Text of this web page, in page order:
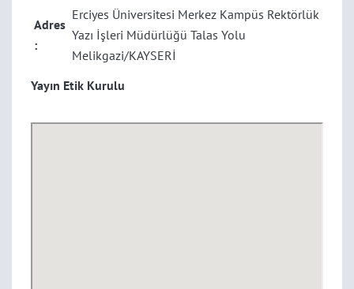
Adres
:
Erciyes Üniversitesi Merkez Kampüs Rektörlük
Yazı İşleri Müdürlüğü Talas Yolu
Melikgazi/KAYSERİ
Yayın Etik Kurulu